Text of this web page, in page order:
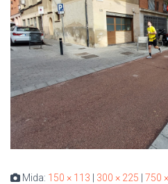
Mida: 150 × 113 | 300 × 225 | 750